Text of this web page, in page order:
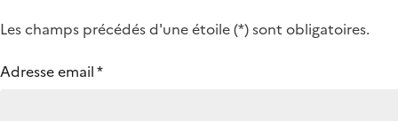
Les champs précédés d'une étoile (*) sont obligatoires.
Adresse email*